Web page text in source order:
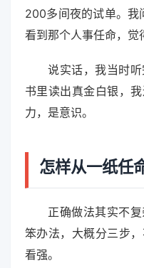
200多间夜的试单。我
看到那个人事任命，觉
说实话，我当时
书里读出真金白银，
力，是意识。
怎样从一纸任
正确做法其实不
笨办法，大概分三步
看强。